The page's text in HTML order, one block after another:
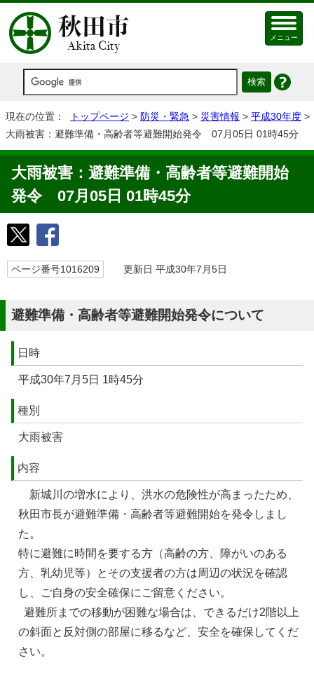
メニュー
現在の位置： トップページ > 防災・緊急 > 災害情報 > 平成30年度 >
大雨被害：避難準備・高齢者等避難開始発令 07月05日 01時45分
大雨被害：避難準備・高齢者等避難開始
発令 07月05日 01時45分
ページ番号1016209 更新日 平成30年7月5日
避難準備・高齢者等避難開始発令について
日時
平成30年7月5日 1時45分
種別
大雨被害
内容
新城川の増水により、洪水の危険性が高まったため、
秋田市長が避難準備・高齢者等避難開始を発令しまし
た。
特に避難に時間を要する方（高齢の方、障がいのある
方、乳幼児等）とその支援者の方は周辺の状況を確認
し、ご自身の安全確保にご留意ください。
避難所までの移動が困難な場合は、できるだけ2階以上
の斜面と反対側の部屋に移るなど、安全を確保してくだ
さい。